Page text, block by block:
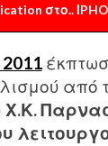
στο..
2011
από
Χ.Κ.